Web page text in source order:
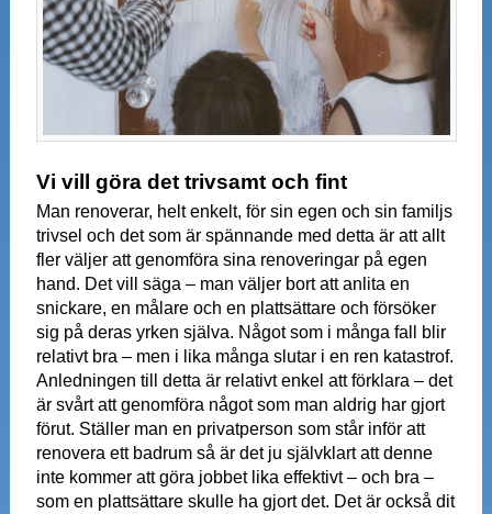
Vi vill göra det trivsamt och fint
Man renoverar, helt enkelt, för sin egen och sin familjs
trivsel och det som är spännande med detta är att allt
fler väljer att genomföra sina renoveringar på egen
hand. Det vill säga – man väljer bort att anlita en
snickare, en målare och en plattsättare och försöker
sig på deras yrken själva. Något som i många fall blir
relativt bra – men i lika många slutar i en ren katastrof.
Anledningen till detta är relativt enkel att förklara – det
är svårt att genomföra något som man aldrig har gjort
förut. Ställer man en privatperson som står inför att
renovera ett badrum så är det ju självklart att denne
inte kommer att göra jobbet lika effektivt – och bra –
som en plattsättare skulle ha gjort det. Det är också dit